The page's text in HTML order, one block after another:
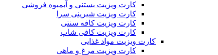
کارت ویزیت بستنی و آبمیوه فروشی
کارت ویزیت شیرینی سرا
کارت ویزیت کافه سنتی
کارت ویزیت کافی شاپ
کارت ویزیت مواد غذایی
کارت ویزیت مرغ و ماهی